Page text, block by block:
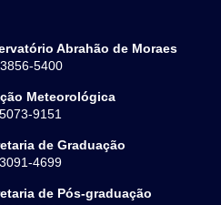
Abrahão de Moraes
5400
Meteorológica
9151
de Graduação
4699
de Pós-graduação